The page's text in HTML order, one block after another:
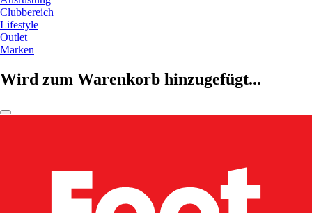
Clubbereich
Lifestyle
Outlet
Marken
Wird zum Warenkorb hinzugefügt...